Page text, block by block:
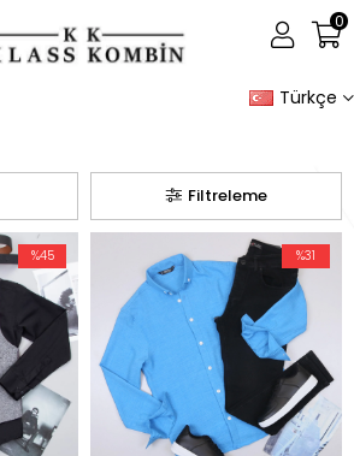
Türkçe
0
Filtreleme
%45 %31